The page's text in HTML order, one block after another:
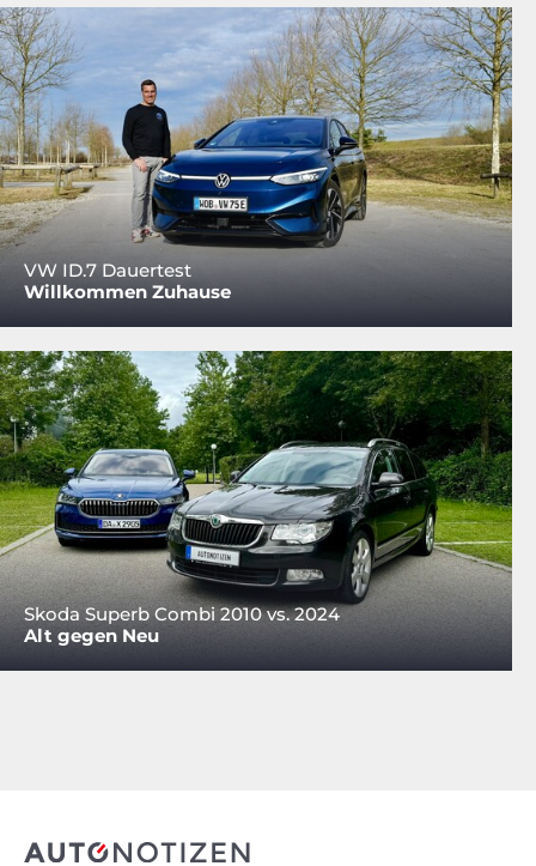
VW ID.7 Dauertest
Willkommen Zuhause
Skoda Superb Combi 2010 vs. 2024
Alt gegen Neu